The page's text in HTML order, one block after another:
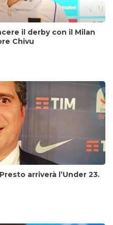
il derby con il Milan
Chivu
arriverà l’Under 23.